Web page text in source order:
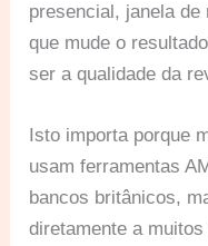
presencial, janela
que mude o
ser a qualidade da
Isto importa porque
usam ferramentas
bancos britânicos,
diretamente a